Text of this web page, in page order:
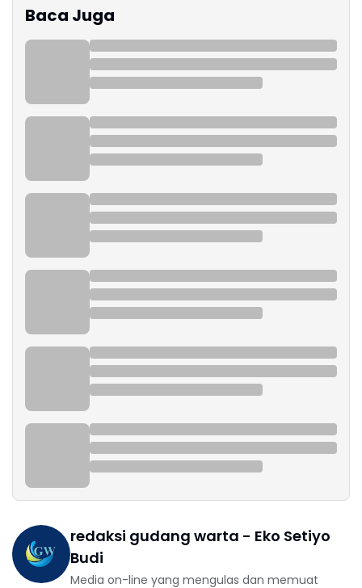
Baca Juga
redaksi gudang warta - Eko Setiyo
Budi
Media on-line yang mengulas dan memuat